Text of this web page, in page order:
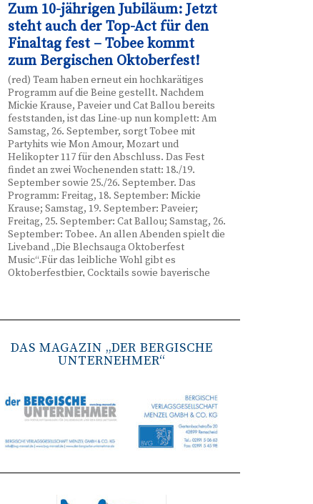
Zum 10-jährigen Jubiläum: Jetzt
steht auch der Top-Act für den
Finaltag fest – Tobee kommt
zum Bergischen Oktoberfest!
(red) Team haben erneut ein hochkarätiges
Programm auf die Beine gestellt. Nachdem
Mickie Krause, Paveier und Cat Ballou bereits
feststanden, ist das Line-up nun komplett: Am
Samstag, 26. September, sorgt Tobee mit
Partyhits wie Mon Amour, Mozart und
Helikopter 117 für den Abschluss. Das Fest
findet an zwei Wochenenden statt: 18./19.
September sowie 25./26. September. Das
Programm: Freitag, 18. September: Mickie
Krause; Samstag, 19. September: Paveier;
Freitag, 25. September: Cat Ballou; Samstag, 26.
September: Tobee. An allen Abenden spielt die
Liveband „Die Blechsauga Oktoberfest
Music“.Für das leibliche Wohl gibt es
Oktoberfestbier, Cocktails sowie bayerische
www.bergisches-oktoberfest.de sowie über die
Remscheid stärkt Krisenvorsorge
Remscheid trainieren Krisenstabsarbeit am
Institut der Feuerwehr NRW in Münster.
Wie funktioniert die Zusammenarbeit im
Krisenfall? Welche Entscheidungen müssen
unter Zeitdruck getroffen werden? Und wie
bestmöglich geschützt werden? Mit diesen und
Mitarbeitende der Stadt Remscheid Ende Juni in
DAS MAGAZIN „DER BERGISCHE
UNTERNEHMER“